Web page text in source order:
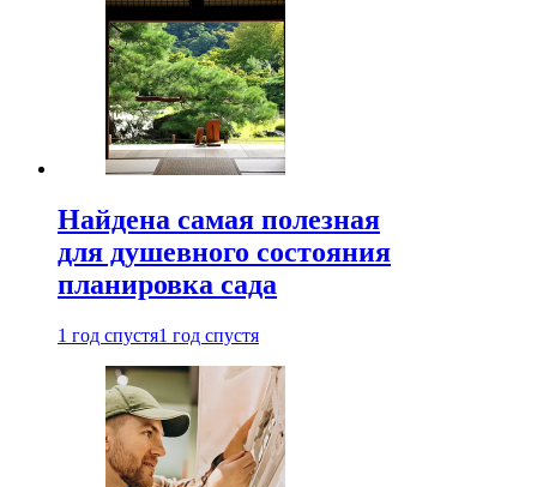
Найдена самая полезная
для душевного состояния
планировка сада
1 год спустя1 год спустя